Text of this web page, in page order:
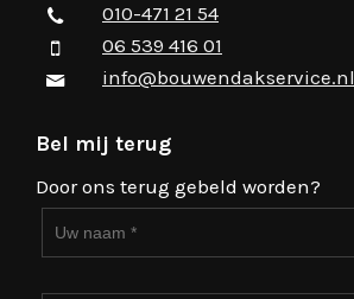
010-471 21 54
06 539 416 01
info@bouwendakservice.nl
Bel mij terug
Door ons terug gebeld worden?